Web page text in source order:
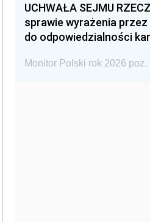
UCHWAŁA SEJMU
sprawie wyrażenia
do odpowiedzialności
Monitor Polski rok 2026 poz.